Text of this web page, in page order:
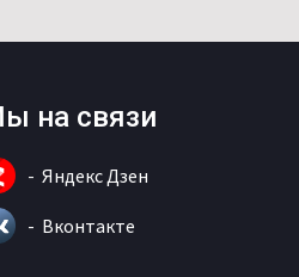
на связи
Яндекс Дзен
Вконтакте